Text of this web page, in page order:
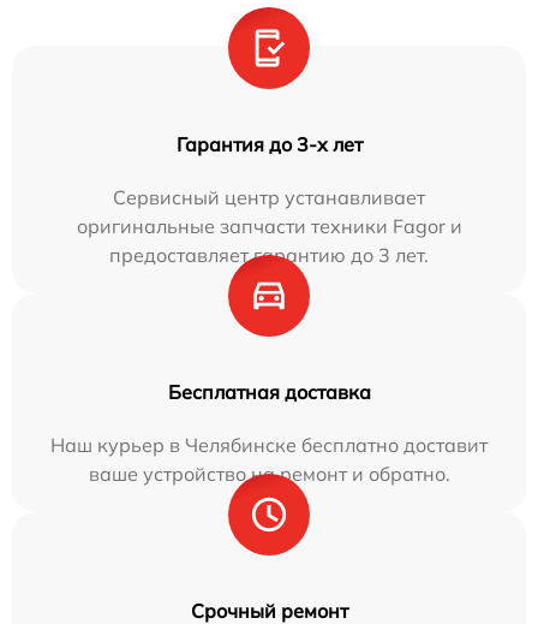
Гарантия до 3-х лет
Сервисный центр устанавливает
оригинальные запчасти техники Fagor и
предоставляет гарантию до 3 лет.
Бесплатная доставка
Наш курьер в Челябинске бесплатно доставит
ваше устройство на ремонт и обратно.
Срочный ремонт